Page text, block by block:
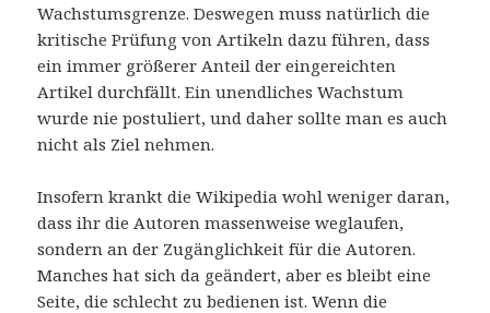
Wachstumsgrenze. Deswegen muss natürlich die
kritische Prüfung von Artikeln dazu führen, dass
ein immer größerer Anteil der eingereichten
Artikel durchfällt. Ein unendliches Wachstum
wurde nie postuliert, und daher sollte man es auch
nicht als Ziel nehmen.
Insofern krankt die Wikipedia wohl weniger daran,
dass ihr die Autoren massenweise weglaufen,
sondern an der Zugänglichkeit für die Autoren.
Manches hat sich da geändert, aber es bleibt eine
Seite, die schlecht zu bedienen ist. Wenn die